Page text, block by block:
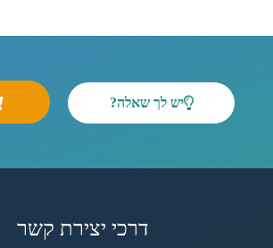
יש לך שאלה?
דרכי יצירת קשר